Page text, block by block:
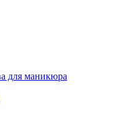
для маникюра